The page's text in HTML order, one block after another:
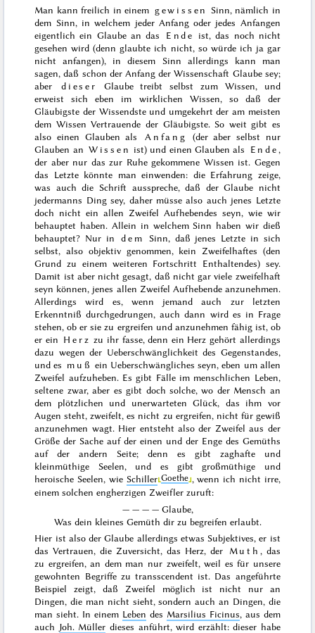
Man kann freilich in einem gewissen Sinn, nämlich in
dem Sinn, in welchem jeder Anfang oder jedes Anfangen
eigentlich ein Glaube an das
Ende
ist, das noch nicht
gesehen wird (denn glaubte ich nicht, so würde ich ja gar
nicht anfangen), in diesem Sinn allerdings kann man
sagen, daß schon der Anfang der Wissenschaft Glaube sey;
aber
dieser
Glaube treibt selbst zum Wissen, und
erweist sich eben im wirklichen Wissen, so daß der
Gläubigste der Wissendste und umgekehrt der am meisten
dem Wissen Vertrauende der Gläubigste. So weit gibt es
also einen Glauben als
Anfang
(der aber selbst nur
Glauben an Wissen ist) und einen Glauben als Ende,
der aber nur das zur Ruhe gekommene Wissen ist. Gegen
das Letzte könnte man einwenden: die Erfahrung zeige,
was auch die Schrift ausspreche,daß der Glaube nicht
jedermanns Ding sey, daher müsse also auch jenes Letzte
doch nicht ein allen Zweifel Aufhebendes seyn, wie wir
behauptet haben. Allein in welchem Sinn haben wir dieß
behauptet? Nur in
dem
Sinn, daß jenes Letzte in sich
selbst, also objektiv genommen, kein Zweifelhaftes (den
Grund zu einem weiteren Fortschritt Enthaltendes) sey.
Damit ist aber nicht gesagt, daß nicht gar viele zweifelhaft
seyn können, jenes allen Zweifel Aufhebende anzunehmen.
Allerdings wird es, wenn jemand auch zur letzten
Erkenntniß durchgedrungen, auch dann wird es in Frage
stehen, ob er sie zu ergreifen und anzunehmen fähig ist, ob
er ein Herz zu ihr fasse, denn ein Herz gehört allerdings
dazu wegen der Ueberschwänglichkeit des Gegenstandes,
und es muß ein Ueberschwängliches seyn, eben um allen
Zweifel aufzuheben. Es gibt Fälle im menschlichen Leben,
seltene zwar, aber es gibt doch solche, wo der Mensch an
dem plötzlichen und unerwarteten Glück, das ihm vor
Augen steht, zweifelt, es nicht zu ergreifen, nicht für gewiß
anzunehmen wagt. Hier entsteht also der Zweifel aus der
Größe der Sache auf der einen und der Enge des Gemüths
auf der andern Seite; denn es gibt zaghafte und
kleinmüthige Seelen, und es gibt großmüthige und
heroische Seelen, wie Schiller Goethe , wenn ich nicht irre,
einem solchen engherzigen Zweifler zuruft:
— — — — Glaube,
Was dein kleines Gemüth dir zu begreifen erlaubt.
Hier ist also der Glaube allerdings etwas Subjektives, er ist
das Vertrauen, die Zuversicht, das Herz, der
Muth , das
zu ergreifen, an dem man nur zweifelt, weil es für unsere
gewohnten Begriffe zu transscendent ist. Das angeführte
Beispiel zeigt, daß Zweifel möglich ist nicht nur an
Dingen, die man nicht sieht, sondern auch an Dingen, die
man sieht. In einem Leben des Marsilius Ficinus, aus dem
auch Joh. Müller dieses anführt, wird erzählt:dieser habe